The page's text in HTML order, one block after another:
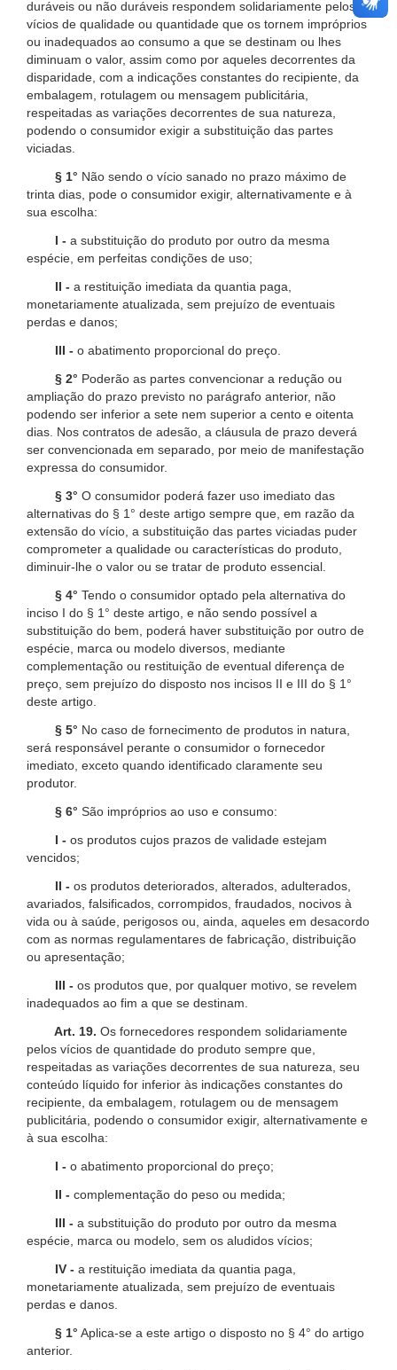
duráveis ou não duráveis respondem solidariamente pelos
vícios de qualidade ou quantidade que os tornem impróprios
ou inadequados ao consumo a que se destinam ou lhes
diminuam o valor, assim como por aqueles decorrentes da
disparidade, com a indicações constantes do recipiente, da
embalagem, rotulagem ou mensagem publicitária,
respeitadas as variações decorrentes de sua natureza,
podendo o consumidor exigir a substituição das partes
viciadas.
§ 1° Não sendo o vício sanado no prazo máximo de
trinta dias, pode o consumidor exigir, alternativamente e à
sua escolha:
I - a substituição do produto por outro da mesma
espécie, em perfeitas condições de uso;
II - a restituição imediata da quantia paga,
monetariamente atualizada, sem prejuízo de eventuais
perdas e danos;
III - o abatimento proporcional do preço.
§ 2° Poderão as partes convencionar a redução ou
ampliação do prazo previsto no parágrafo anterior, não
podendo ser inferior a sete nem superior a cento e oitenta
dias. Nos contratos de adesão, a cláusula de prazo deverá
ser convencionada em separado, por meio de manifestação
expressa do consumidor.
§ 3° O consumidor poderá fazer uso imediato das
alternativas do § 1° deste artigo sempre que, em razão da
extensão do vício, a substituição das partes viciadas puder
comprometer a qualidade ou características do produto,
diminuir-lhe o valor ou se tratar de produto essencial.
§ 4° Tendo o consumidor optado pela alternativa do
inciso I do § 1° deste artigo, e não sendo possível a
substituição do bem, poderá haver substituição por outro de
espécie, marca ou modelo diversos, mediante
complementação ou restituição de eventual diferença de
preço, sem prejuízo do disposto nos incisos II e III do § 1°
deste artigo.
§ 5° No caso de fornecimento de produtos in natura,
será responsável perante o consumidor o fornecedor
imediato, exceto quando identificado claramente seu
produtor.
§ 6° São impróprios ao uso e consumo:
I - os produtos cujos prazos de validade estejam
vencidos;
II - os produtos deteriorados, alterados, adulterados,
avariados, falsificados, corrompidos, fraudados, nocivos à
vida ou à saúde, perigosos ou, ainda, aqueles em desacordo
com as normas regulamentares de fabricação, distribuição
ou apresentação;
III - os produtos que, por qualquer motivo, se revelem
inadequados ao fim a que se destinam.
Art. 19. Os fornecedores respondem solidariamente
pelos vícios de quantidade do produto sempre que,
respeitadas as variações decorrentes de sua natureza, seu
conteúdo líquido for inferior às indicações constantes do
recipiente, da embalagem, rotulagem ou de mensagem
publicitária, podendo o consumidor exigir, alternativamente e
à sua escolha:
I - o abatimento proporcional do preço;
II - complementação do peso ou medida;
III - a substituição do produto por outro da mesma
espécie, marca ou modelo, sem os aludidos vícios;
IV - a restituição imediata da quantia paga,
monetariamente atualizada, sem prejuízo de eventuais
perdas e danos.
§ 1° Aplica-se a este artigo o disposto no § 4° do artigo
anterior.